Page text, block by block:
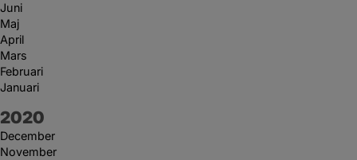
Juni
Maj
April
Mars
Februari
Januari
År:
2020
December
November